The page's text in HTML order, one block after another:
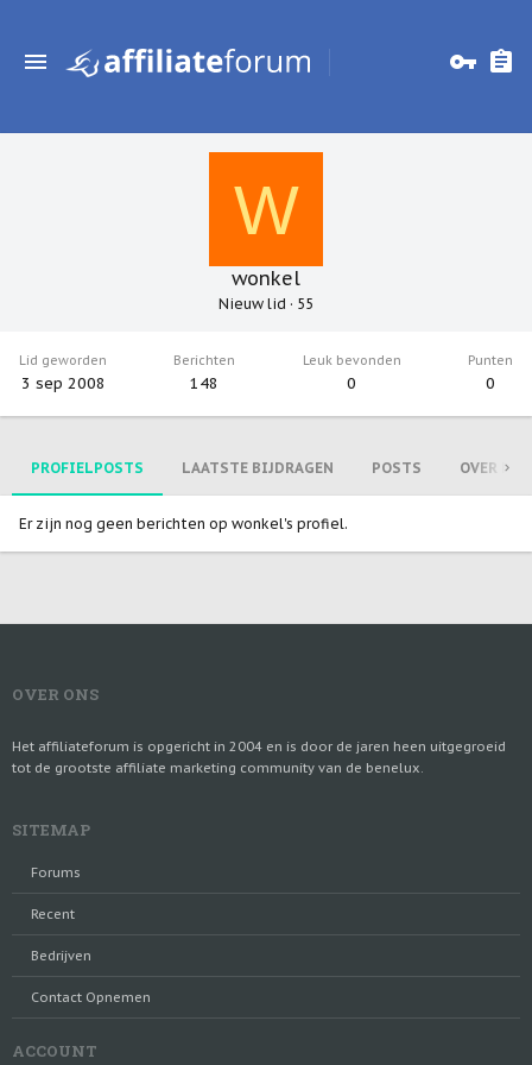
W
wonkel
Nieuw lid · 55
Lid geworden
3 sep 2008
Berichten
148
Leuk bevonden
0
Punten
0
PROFIELPOSTS LAATSTE BIJDRAGEN POSTS OVER MIJ
Er zijn nog geen berichten op wonkel's profiel.
OVER ONS
Het affiliateforum is opgericht in 2004 en is door de jaren heen uitgegroeid
tot de grootste affiliate marketing community van de benelux.
SITEMAP
Forums
Recent
Bedrijven
Contact Opnemen
ACCOUNT